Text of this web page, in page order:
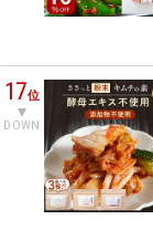
17位
DOWN